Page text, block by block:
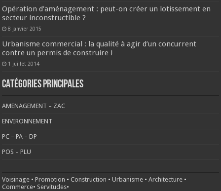
Opération d’aménagement : peut-on créer un lotissement en
secteur inconstructible ?
8 janvier 2015
Urbanisme commercial : la qualité à agir d’un concurrent
contre un permis de construire !
1 juillet 2014
CATÉGORIES PRINCIPALES
AMENAGEMENT – ZAC
ENVIRONNEMENT
PC – PA – DP
POS – PLU
Voisinage •Promotion •Construction •Urbanisme •Architecture •
Commerce• Servitudes•